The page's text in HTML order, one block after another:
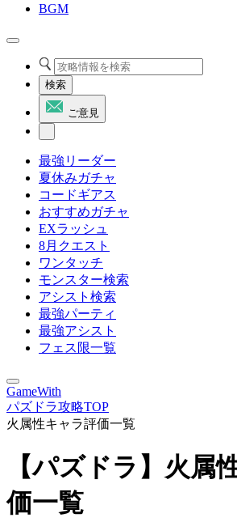
BGM
検索
ご意見
最強リーダー
夏休みガチャ
コードギアス
おすすめガチャ
EXラッシュ
8月クエスト
ワンタッチ
モンスター検索
アシスト検索
最強パーティ
最強アシスト
フェス限一覧
GameWith
パズドラ攻略TOP
火属性キャラ評価一覧
【パズドラ】火属
価一覧